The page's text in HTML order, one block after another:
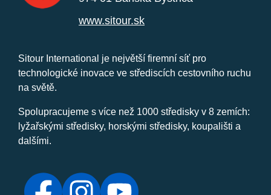
www.sitour.sk
Sitour International je největší firemní síť pro
technologické inovace ve střediscích cestovního ruchu
na světě.
Spolupracujeme s více než 1000 středisky v 8 zemích:
lyžařskými středisky, horskými středisky, koupališti a
dalšími.